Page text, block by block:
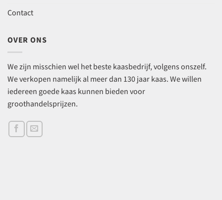
Contact
OVER ONS
We zijn misschien wel het beste kaasbedrijf, volgens onszelf.
We verkopen namelijk al meer dan 130 jaar kaas. We willen
iedereen goede kaas kunnen bieden voor
groothandelsprijzen.